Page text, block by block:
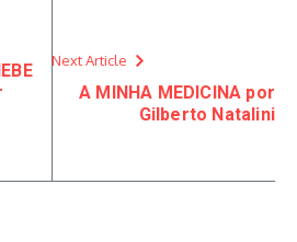
Next Article
A MINHA MEDICINA por
Gilberto Natalini